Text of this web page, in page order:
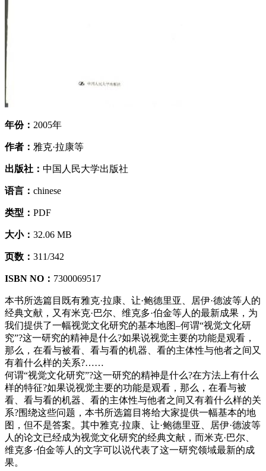
年份： 2005年
作者： 雅克·拉康等
出版社： 中国人民大学出版社
语言： chinese
类型： PDF
大小： 32.06 MB
页数： 311/342
ISBN NO： 7300069517
本书所选篇目既有雅克·拉康、让·鲍德里亚、居伊·德波等人的
经典文献，又有米克·巴尔、维克多·伯金等人的最新成果，为
我们提供了一幅视觉文化研究的基本地图–何谓“视觉文化研
究”?这一研究的精神是什么?如果说视觉主要的功能是观看，
那么，在看与被看、看与看的机器、看的主体性与他者之间又
有着什么样的关系?……
何谓“视觉文化研究”?这一研究的精神是什么?在方法上有什么
样的特征?如果说视觉主要的功能是观看，那么，在看与被
看、看与看的机器、看的主体性与他者之间又有着什么样的关
系?围绕这些问题，本书所选篇目将给大家提供一幅基本的地
图，但不是答案。其中雅克·拉康、让·鲍德里亚、居伊·德波等
人的论文已经成为视觉文化研究的经典文献，而米克·巴尔、
维克多·伯金等人的文字可以说代表了这一研究领域最新的成
果。